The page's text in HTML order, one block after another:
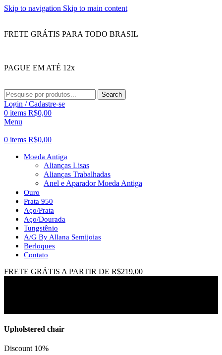
Skip to navigation Skip to main content
FRETE GRÁTIS PARA TODO BRASIL
PAGUE EM ATÉ 12x
Search
Login / Cadastre-se
0 items R$0,00
Menu
0 items R$0,00
Moeda Antiga
Alianças Lisas
Alianças Trabalhadas
Anel e Aparador Moeda Antiga
Ouro
Prata 950
Aço/Prata
Aço/Dourada
Tungstênio
A/G By Allana Semijoias
Berloques
Contato
FRETE GRÁTIS A PARTIR DE R$219,00
Upholstered chair
Discount 10%